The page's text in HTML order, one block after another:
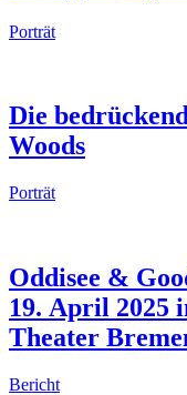
Porträt
Die
Woods
Porträt
Oddisee &
19. April 2025
Theater
Bericht